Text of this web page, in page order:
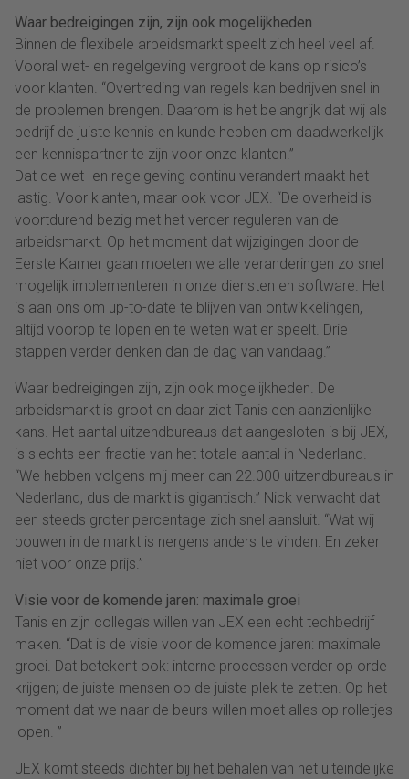
Waar bedreigingen zijn, zijn ook mogelijkheden
Binnen de flexibele arbeidsmarkt speelt zich heel veel af.
Vooral wet- en regelgeving vergroot de kans op risico’s
voor klanten. “Overtreding van regels kan bedrijven snel in
de problemen brengen. Daarom is het belangrijk dat wij als
bedrijf de juiste kennis en kunde hebben om daadwerkelijk
een kennispartner te zijn voor onze klanten.”
Dat de wet- en regelgeving continu verandert maakt het
lastig. Voor klanten, maar ook voor JEX. “De overheid is
voortdurend bezig met het verder reguleren van de
arbeidsmarkt. Op het moment dat wijzigingen door de
Eerste Kamer gaan moeten we alle veranderingen zo snel
mogelijk implementeren in onze diensten en software. Het
is aan ons om up-to-date te blijven van ontwikkelingen,
altijd voorop te lopen en te weten wat er speelt. Drie
stappen verder denken dan de dag van vandaag.”
Waar bedreigingen zijn, zijn ook mogelijkheden. De
arbeidsmarkt is groot en daar ziet Tanis een aanzienlijke
kans. Het aantal uitzendbureaus dat aangesloten is bij JEX,
is slechts een fractie van het totale aantal in Nederland.
“We hebben volgens mij meer dan 22.000 uitzendbureaus in
Nederland, dus de markt is gigantisch.” Nick verwacht dat
een steeds groter percentage zich snel aansluit. “Wat wij
bouwen in de markt is nergens anders te vinden. En zeker
niet voor onze prijs.”
Visie voor de komende jaren: maximale groei
Tanis en zijn collega’s willen van JEX een echt techbedrijf
maken. “Dat is de visie voor de komende jaren: maximale
groei. Dat betekent ook: interne processen verder op orde
krijgen; de juiste mensen op de juiste plek te zetten. Op het
moment dat we naar de beurs willen moet alles op rolletjes
lopen. ”
JEX komt steeds dichter bij het behalen van het uiteindelijke